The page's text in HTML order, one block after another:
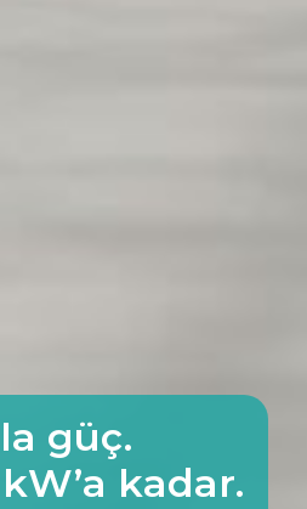
güç.
kadar.